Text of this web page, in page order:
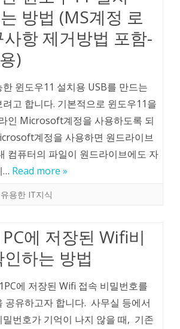
방법 (MS계정 로
항 제거방법 포함-
)
윈도우11 설치용 USB를 만드는
고 합니다. 기본적으로 윈도우11을
인 Microsoft계정을 사용하도록 되
계정을 사용하면 원드라이브
컴퓨터의 파일이 원드라이브에도 자
… Read more »
용한 IT지식
에 저장된 Wifi비
하는 방법
에 저장된 Wifi 접속 비밀번호를
공유하고자 합니다. 사무실 등에서
번호가 기억이 나지 않을 때, 기존